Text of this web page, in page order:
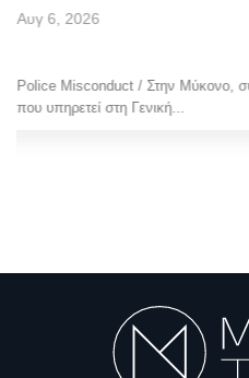
Αυγ 5, 2026
Η επίσημη θέση του ιδρυτή
πρώην Αντιδημάρχου